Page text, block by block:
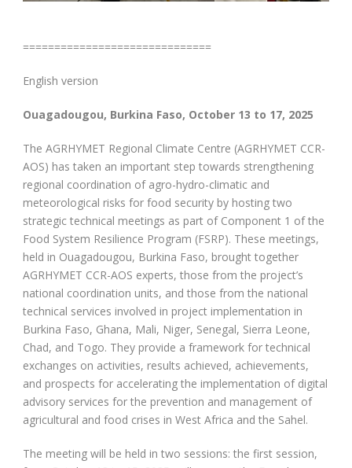
==============================
English version
Ouagadougou, Burkina Faso, October 13 to 17, 2025
The AGRHYMET Regional Climate Centre (AGRHYMET CCR-
AOS) has taken an important step towards strengthening
regional coordination of agro-hydro-climatic and
meteorological risks for food security by hosting two
strategic technical meetings as part of Component 1 of the
Food System Resilience Program (FSRP). These meetings,
held in Ouagadougou, Burkina Faso, brought together
AGRHYMET CCR-AOS experts, those from the project’s
national coordination units, and those from the national
technical services involved in project implementation in
Burkina Faso, Ghana, Mali, Niger, Senegal, Sierra Leone,
Chad, and Togo. They provide a framework for technical
exchanges on activities, results achieved, achievements,
and prospects for accelerating the implementation of digital
advisory services for the prevention and management of
agricultural and food crises in West Africa and the Sahel.
The meeting will be held in two sessions: the first session,